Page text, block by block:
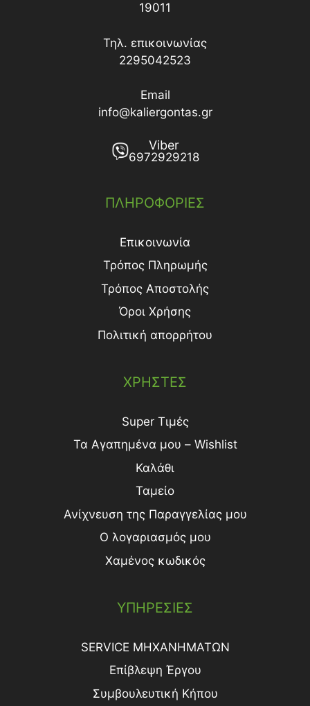
19011
Τηλ. επικοινωνίας
2295042523
Email
info@kaliergontas.gr
Viber
6972929218
ΠΛΗΡΟΦΟΡΙΕΣ
Επικοινωνία
Τρόπος Πληρωμής
Τρόπος Aποστολής
Όροι Χρήσης
Πολιτική απορρήτου
ΧΡΗΣΤΕΣ
Super Τιμές
Τα Αγαπημένα μου – Wishlist
Καλάθι
Ταμείο
Ανίχνευση της Παραγγελίας μου
Ο λογαριασμός μου
Χαμένος κωδικός
ΥΠΗΡΕΣΙΕΣ
SERVICE ΜΗΧΑΝΗΜΑΤΩΝ
Επίβλεψη Έργου
Συμβουλευτική Κήπου